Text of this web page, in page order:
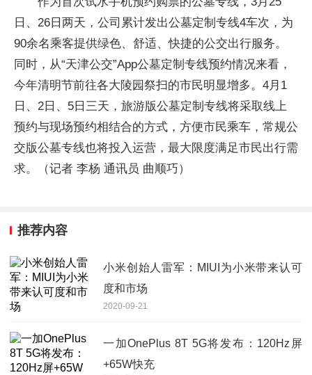
日、26日两天，公司累计发出公墓定制专线4车次，为
90余名乘客提供绿色、舒适、快捷的公交出行服务。
同时，从“天津公交”App公墓定制专线预约情况来看，
今年清明节前往各大陵园祭扫的市民明显增多。4月1
日、2日、5日三天，旅游版公墓定制专线将采取线上
预约与现场预约相结合的方式，方便市民乘车，常规公
交版公墓专线也将投入运营，最大限度满足市民出行需
求。（记者 李杨 通讯员 曲顺巧）
推荐内容
小米创始人雷军：MIUI为小米带来认可
度和市场
2020-09-21
一加OnePlus 8T 5G将发布：120Hz屏
+65W快充